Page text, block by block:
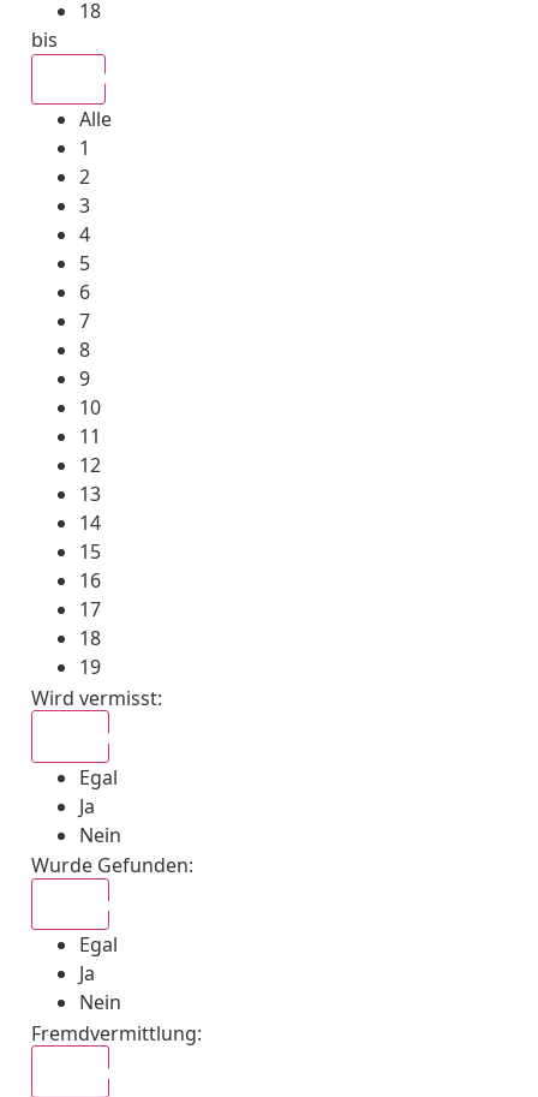
18
bis
Alle
1
2
3
4
5
6
7
8
9
10
11
12
13
14
15
16
17
18
19
Wird vermisst:
Egal
Ja
Nein
Wurde Gefunden:
Egal
Ja
Nein
Fremdvermittlung: